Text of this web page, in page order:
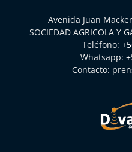
Avenida Juan
SOCIEDAD AGRICOLA Y
Teléfono:
Whatsapp:
Contacto: